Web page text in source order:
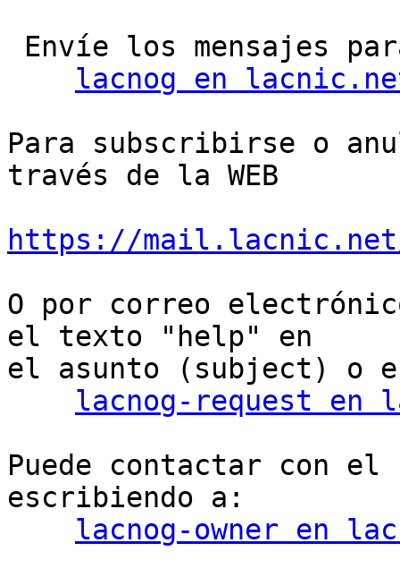
lacnog en
Para subscribirse o
través de la WEB
https://
O por correo
el texto "help" en
el asunto (subject) o
lacnog-request en
Puede contactar con
escribiendo a:
lacnog-owner en